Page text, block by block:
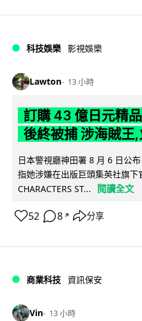
科技娛樂 影視娛樂
Lawton 13 小時
訂購 43 億日元精
後終被捕 涉海賊王
日本警視廳神田署 8 月 6 日公
指她涉嫌在出版巨頭集英社旗下
CHARACTERS ST...
閱讀全文
52 8 ↗ 分享
商業科技 資訊保安
Vin 13 小時